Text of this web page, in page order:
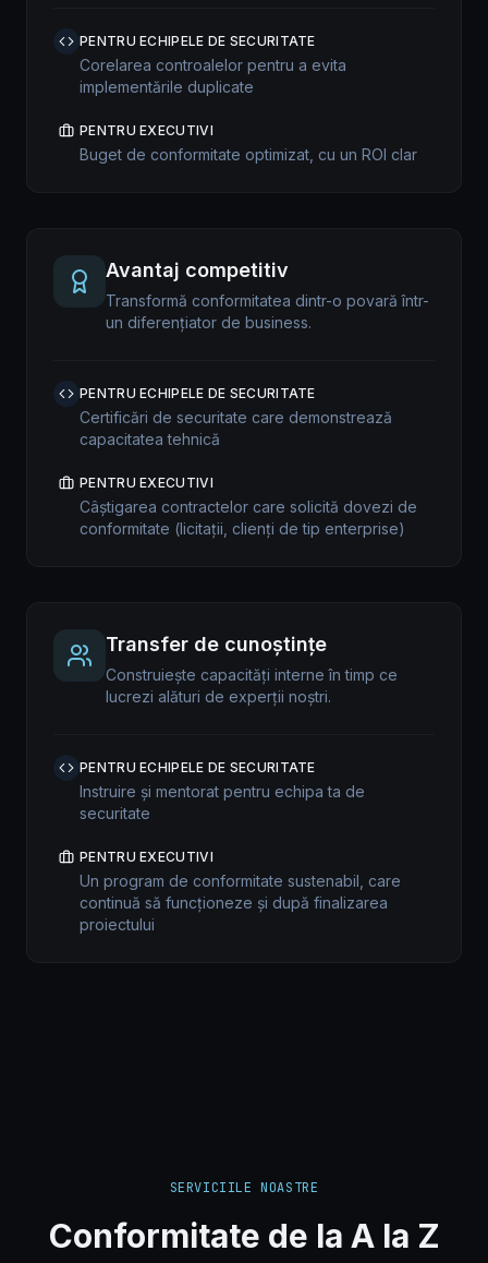
PENTRU ECHIPELE DE SECURITATE
Corelarea controalelor pentru a evita
implementările duplicate
PENTRU EXECUTIVI
Buget de conformitate optimizat, cu un ROI clar
Avantaj competitiv
Transformă conformitatea dintr-o povară într-
un diferențiator de business.
PENTRU ECHIPELE DE SECURITATE
Certificări de securitate care demonstrează
capacitatea tehnică
PENTRU EXECUTIVI
Câștigarea contractelor care solicită dovezi de
conformitate (licitații, clienți de tip enterprise)
Transfer de cunoștințe
Construiește capacități interne în timp ce
lucrezi alături de experții noștri.
PENTRU ECHIPELE DE SECURITATE
Instruire și mentorat pentru echipa ta de
securitate
PENTRU EXECUTIVI
Un program de conformitate sustenabil, care
continuă să funcționeze și după finalizarea
proiectului
SERVICIILE NOASTRE
Conformitate de la A la Z